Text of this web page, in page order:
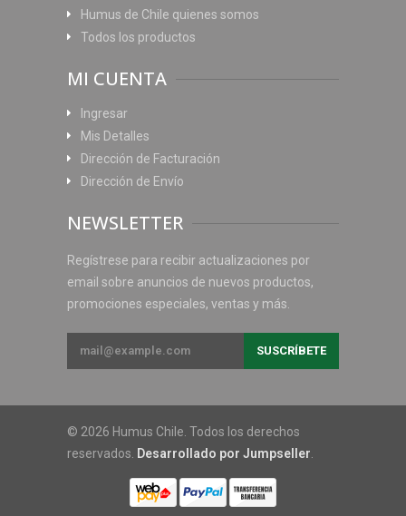
Humus de Chile quienes somos
Todos los productos
MI CUENTA
Ingresar
Mis Detalles
Dirección de Facturación
Dirección de Envío
NEWSLETTER
Regístrese para recibir actualizaciones por
email sobre anuncios de nuevos productos,
promociones especiales, ventas y más.
© 2026 Humus Chile. Todos los derechos
reservados. Desarrollado por Jumpseller